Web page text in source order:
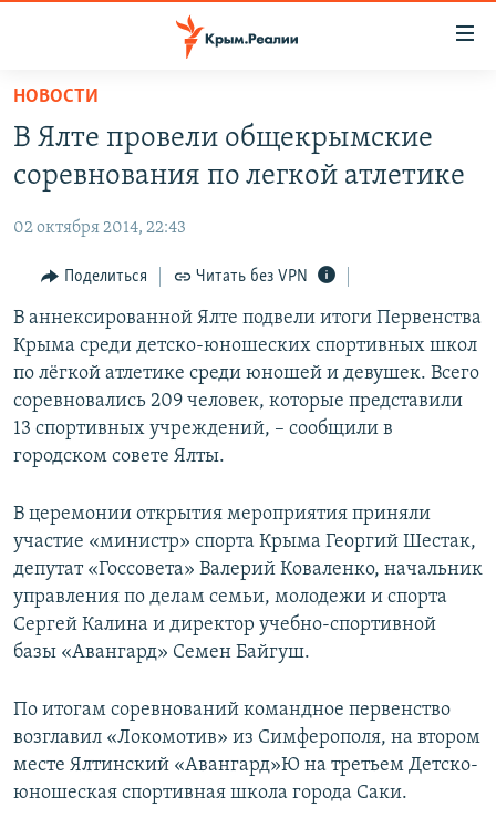
Вернуться
основному
содержанию
Вернутся
навигации
Вернутся
поиску
СПЕЦПРОЕКТЫ
КАРТА ВОЕННЫХ ОБЪЕКТОВ КРЫМА
11 ЛЕТ ОККУПАЦИИ КРЫМА. 11 ИСТОРИЙ СОПРОТИВЛЕНИЯ
ВОДА
ИСТОРИЯ
ЕЩЕ
ИНТЕРАКТИВ
ИНФОГРАФИКА
ТЕЛЕПРОЕКТ КРЫМ.РЕАЛИИ
СОВЕТЫ ПРАВОЗАЩИТНИКОВ
ПОБЕДИТЕЛЕЙ НЕ СУДЯТ?
КРЫМ.НЕПОКОРЕННЫЙ
ELIFBE
УКРАИНСКАЯ ПРОБЛЕМА КРЫМА
РАДІО СВОБОДА
КАК ОБОЙТИ БЛОКИРОВКУ
Українською
Qırımtatar
ПРИСОЕДИНЯЙТЕСЬ!
Все сайты RFE/RL
НОВОСТИ
В Ялте провели общекрымские
соревнования по легкой атлетике
02 октября 2014, 22:43
Поделиться Читать без VPN
В аннексированной Ялте подвели итоги Первенства
Крыма среди детско-юношеских спортивных школ
по лёгкой атлетике среди юношей и девушек. Всего
соревновались 209 человек, которые представили
13 спортивных учреждений, – сообщили в
городском совете Ялты.
В церемонии открытия мероприятия приняли
участие «министр» спорта Крыма Георгий Шестак,
депутат «Госсовета» Валерий Коваленко, начальник
управления по делам семьи, молодежи и спорта
Сергей Калина и директор учебно-спортивной
базы «Авангард» Семен Байгуш.
По итогам соревнований командное первенство
возглавил «Локомотив» из Симферополя, на втором
месте Ялтинский «Авангард»Ю на третьем Детско-
юношеская спортивная школа города Саки.